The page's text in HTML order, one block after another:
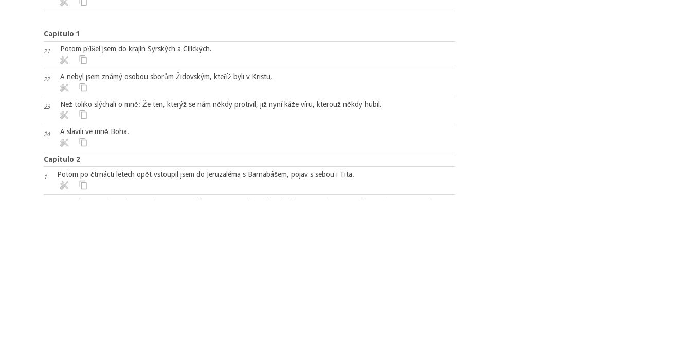
Capítulo 1
21 Potom přišel jsem do krajin Syrských a Cilických.
22 A nebyl jsem známý osobou sborům Židovským, kteříž byli v Kristu,
23 Než toliko slýchali o mně: Že ten, kterýž se nám někdy protivil, již nyní káže víru, kterouž někdy hubil.
24 A slavili ve mně Boha.
Capítulo 2
1 Potom po čtrnácti letech opět vstoupil jsem do Jeruzaléma s Barnabášem, pojav s sebou i Tita.
Vstoupil jsem pak podle zjevení, a vypravoval jsem jim evangelium, kteréž káži mezi pohany, a zvláště pak znamenitějším,